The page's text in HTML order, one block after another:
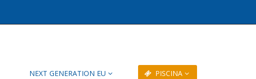
NEXT GENERATION EU PISCINA